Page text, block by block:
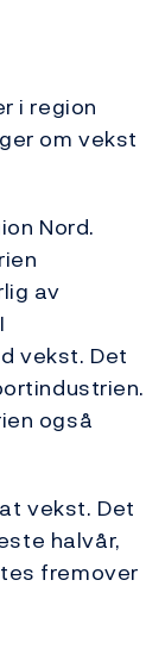
i region
om vekst
Nord.
av
vekst. Det
også
vekst. Det
halvår,
fremover